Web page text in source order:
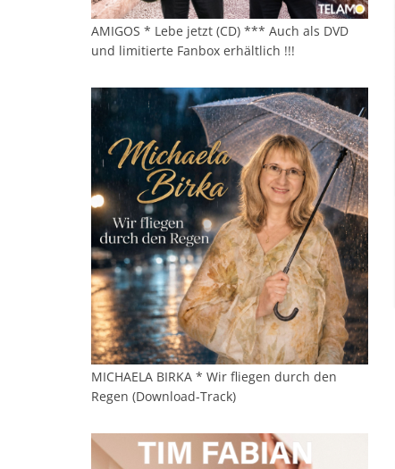
AMIGOS * Lebe jetzt (CD) *** Auch als DVD
und limitierte Fanbox erhältlich !!!
MICHAELA BIRKA * Wir fliegen durch den
Regen (Download-Track)